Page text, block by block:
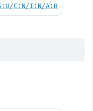
C:N/I:N/A:H